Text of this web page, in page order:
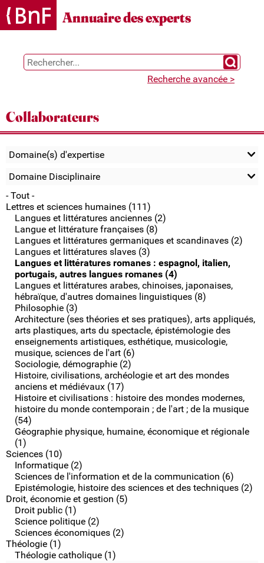
Gestion des cookies
Annuaire des experts
Chercher
Recherche avancée >
Collaborateurs
Domaine(s) d'expertise
Domaine Disciplinaire
- Tout -
Lettres et sciences humaines (111)
Langues et littératures anciennes (2)
Langue et littérature françaises (8)
Langues et littératures germaniques et scandinaves (2)
Langues et littératures slaves (3)
Langues et littératures romanes : espagnol, italien,
portugais, autres langues romanes (4)
Langues et littératures arabes, chinoises, japonaises,
hébraïque, d'autres domaines linguistiques (8)
Philosophie (3)
Architecture (ses théories et ses pratiques), arts appliqués,
arts plastiques, arts du spectacle, épistémologie des
enseignements artistiques, esthétique, musicologie,
musique, sciences de l'art (6)
Sociologie, démographie (2)
Histoire, civilisations, archéologie et art des mondes
anciens et médiévaux (17)
Histoire et civilisations : histoire des mondes modernes,
histoire du monde contemporain ; de l'art ; de la musique
(54)
Géographie physique, humaine, économique et régionale
(1)
Sciences (10)
Informatique (2)
Sciences de l'information et de la communication (6)
Epistémologie, histoire des sciences et des techniques (2)
Droit, économie et gestion (5)
Droit public (1)
Science politique (2)
Sciences économiques (2)
Théologie (1)
Théologie catholique (1)